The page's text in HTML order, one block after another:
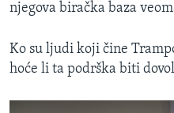
njegova biračka baza
Ko su ljudi koji čine
hoće li ta podrška biti